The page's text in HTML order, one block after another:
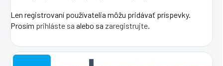
Len registrovaní používatelia môžu pridávať príspevky.
Prosím prihláste sa alebo sa zaregistrujte.